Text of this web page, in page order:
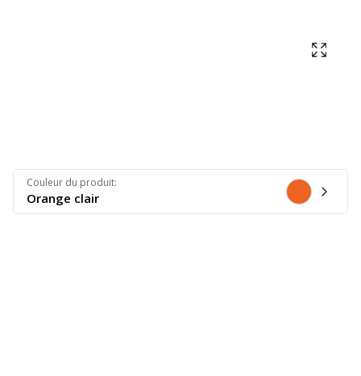
Couleur du produit:
Orange clair